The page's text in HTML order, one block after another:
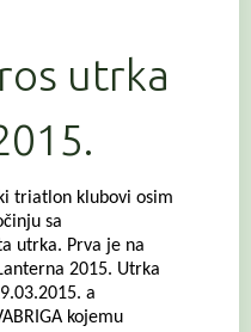
utrka
triatlon klubovi osim
sa
utrka. Prva je na
2015. Utrka
a
kojemu